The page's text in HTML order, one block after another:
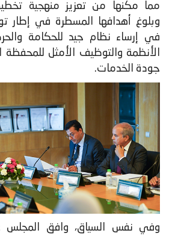
مما مكنها من تعزيز منهجية
وبلوغ أهدافها المسطرة في إطار
في إرساء نظام جيد للحكامة
الأنظمة والتوظيف الأمثل للمحفظة
جودة الخدمات.
وفي نفس السياق، وافق المجلس